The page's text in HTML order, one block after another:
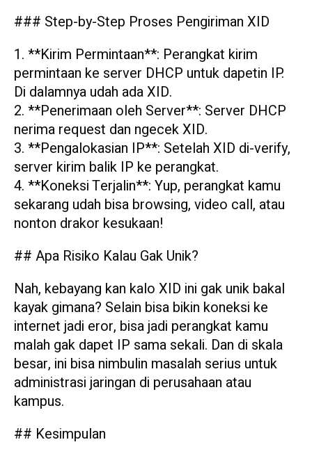
### Step-by-Step Proses Pengiriman XID
1. **Kirim Permintaan**: Perangkat kirim
permintaan ke server DHCP untuk dapetin IP.
Di dalamnya udah ada XID.
2. **Penerimaan oleh Server**: Server DHCP
nerima request dan ngecek XID.
3. **Pengalokasian IP**: Setelah XID di-verify,
server kirim balik IP ke perangkat.
4. **Koneksi Terjalin**: Yup, perangkat kamu
sekarang udah bisa browsing, video call, atau
nonton drakor kesukaan!
## Apa Risiko Kalau Gak Unik?
Nah, kebayang kan kalo XID ini gak unik bakal
kayak gimana? Selain bisa bikin koneksi ke
internet jadi eror, bisa jadi perangkat kamu
malah gak dapet IP sama sekali. Dan di skala
besar, ini bisa nimbulin masalah serius untuk
administrasi jaringan di perusahaan atau
kampus.
## Kesimpulan